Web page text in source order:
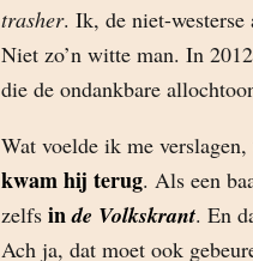
trasher. Ik, de niet-
Niet zo’n witte man. In
die de ondankbare
Wat voelde ik me verslagen,
kwam hij terug. Als een
zelfs inde Volkskrant. En
Ach ja, dat moet ook